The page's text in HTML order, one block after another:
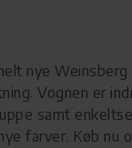
nye Weinsberg
Vognen er
samt
farver. Køb nu